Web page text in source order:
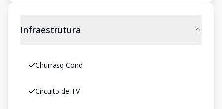
Infraestrutura
Churrasq Cond
Circuito de TV